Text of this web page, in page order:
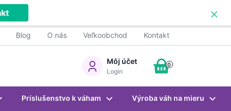
×
Blog O nás Veľkoobchod Kontakt
Môj účet
Login
0
Príslušenstvo k váham Výroba váh na mieru